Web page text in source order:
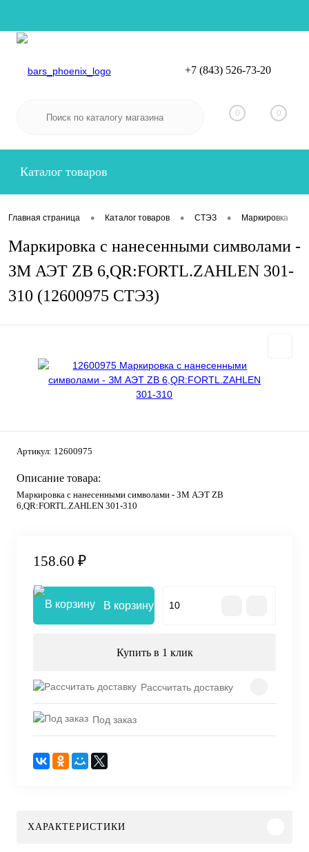
Вход
+7 (843) 526-73-20
0 0
Каталог товаров
Главная страница • Каталог товаров • СТЭЗ • Маркировка
Маркировка с нанесенными символами -
ЗМ АЭТ ZB 6,QR:FORTL.ZAHLEN 301-
310 (12600975 СТЭЗ)
Артикул: 12600975
Описание товара:
Маркировка с нанесенными символами - ЗМ АЭТ ZB
6,QR:FORTL.ZAHLEN 301-310
158.60 ₽
В корзину
Купить в 1 клик
Рассчитать доставку
Под заказ
ХАРАКТЕРИСТИКИ